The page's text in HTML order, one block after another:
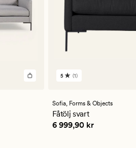
1
ett
genomsnittligt
betyg
på
5 (1)
Sofia, Forms & Objects
Fåtölj svart
Pris 6 999,90 kr
6 999,90 kr